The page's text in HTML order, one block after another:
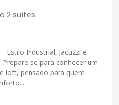
2 suítes
Estilo Industrial, Jacuzzi e
se para conhecer um
loft, pensado para quem